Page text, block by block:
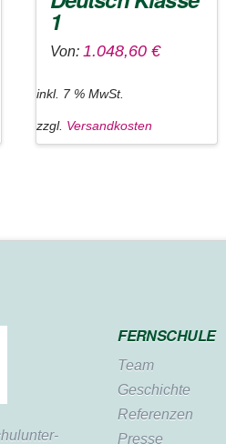
1
Von: 1.048,60 €
inkl. 7 % MwSt.
zzgl. Versandkosten
FERNSCHULE
Team
Geschichte
Referenzen
Presse